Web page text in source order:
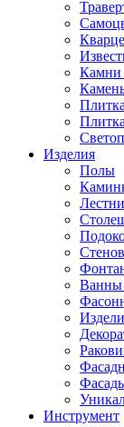
Камни
Плитка
Изделия
Полы
Ванны
Инструмент